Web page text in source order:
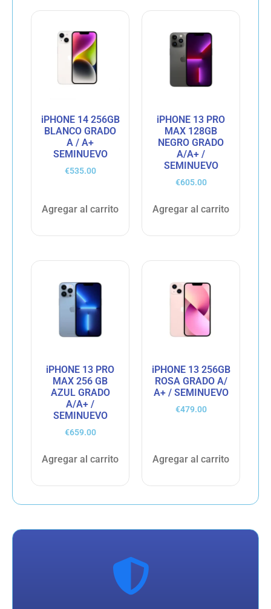
iPHONE 14 256GB
BLANCO GRADO
A / A+
SEMINUEVO
€535.00
Agregar al carrito
iPHONE 13 PRO
MAX 128GB
NEGRO GRADO
A/A+ /
SEMINUEVO
€605.00
Agregar al carrito
iPHONE 13 PRO
MAX 256 GB
AZUL GRADO
A/A+ /
SEMINUEVO
€659.00
Agregar al carrito
iPHONE 13 256GB
ROSA GRADO A/
A+ / SEMINUEVO
€479.00
Agregar al carrito